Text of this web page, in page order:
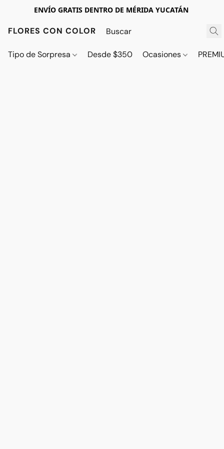
ENVÍO GRATIS DENTRO DE MÉRIDA YUCATÁN
FLORES CON COLOR
Tipo de Sorpresa Desde $350 Ocasiones